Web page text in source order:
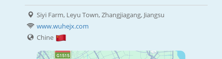
Siyi Farm, Leyu Town, Zhangjiagang, Jiangsu
www.wuhejx.com
Chine